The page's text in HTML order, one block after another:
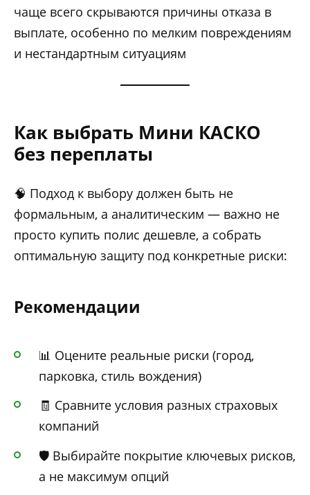
чаще всего скрываются причины отказа в
выплате, особенно по мелким повреждениям
и нестандартным ситуациям
Как выбрать Мини КАСКО
без переплаты
🧠 Подход к выбору должен быть не
формальным, а аналитическим — важно не
просто купить полис дешевле, а собрать
оптимальную защиту под конкретные риски:
Рекомендации
📊 Оцените реальные риски (город,
парковка, стиль вождения)
🧾 Сравните условия разных страховых
компаний
🛡️ Выбирайте покрытие ключевых рисков,
а не максимум опций